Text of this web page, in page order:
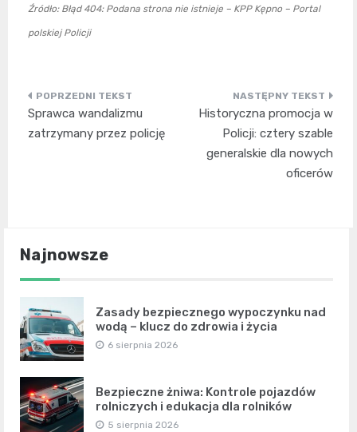
Źródło: Błąd 404: Podana strona nie istnieje – KPP Kępno – Portal
polskiej Policji
Nawigacja
wpisu
Sprawca wandalizmu
zatrzymany przez policję
Historyczna promocja w
Policji: cztery szable
generalskie dla nowych
oficerów
Najnowsze
Zasady bezpiecznego wypoczynku nad
wodą – klucz do zdrowia i życia
6 sierpnia 2026
Bezpieczne żniwa: Kontrole pojazdów
rolniczych i edukacja dla rolników
5 sierpnia 2026